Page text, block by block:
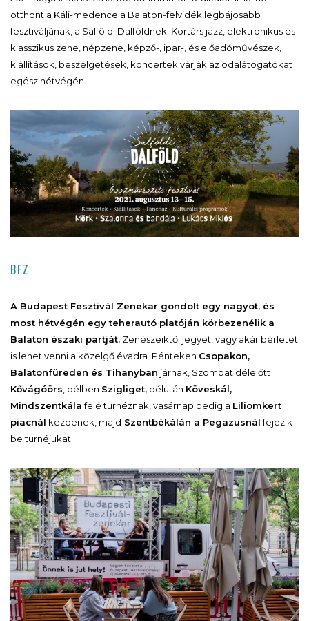
otthont a Káli-medence a Balaton-felvidék legbájosabb
fesztiváljának, a Salföldi Dalföldnek. Kortárs jazz, elektronikus és
klasszikus zene, népzene, képző-, ipar-, és előadóművészek,
kiállítások, beszélgetések, koncertek várják az odalátogatókat
egész hétvégén.
BFZ
A Budapest Fesztivál Zenekar gondolt egy nagyot, és
most hétvégén egy teherautó platóján körbezenélik a
Balaton északi partját. Zenészeiktől jegyet, vagy akár bérletet
is lehet venni a közelgő évadra. Pénteken Csopakon,
Balatonfüreden és Tihanyban járnak, Szombat délelőtt
Kővágóörs , délben Szigliget, délután Köveskál,
Mindszentkálafelé turnéznak, vasárnap pedig a Liliomkert
piacnál kezdenek, majd Szentbékálán a Pegazusnálfejezik
be turnéjukat.